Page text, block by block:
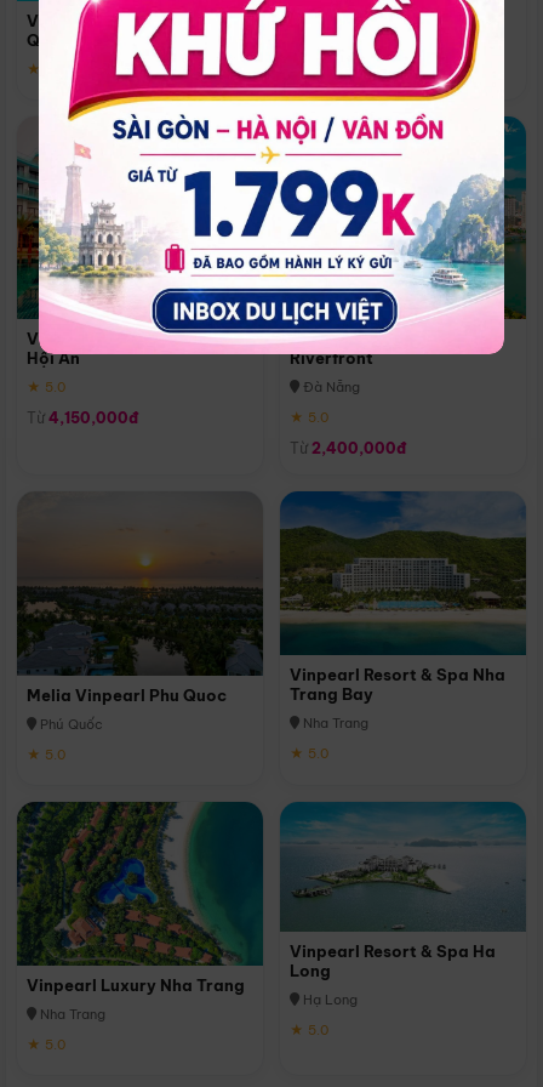
Vinpearl Resort & Spa Phu
Quoc
★ 5.0
Quoc
Phú Quốc
★ 5.0
Vinpearl Resort & Golf Nam
Hội An
★ 5.0
Từ 4,150,000đ
Melia Vinpearl Danang
Riverfront
Đà Nẵng
★ 5.0
Từ 2,400,000đ
Melia Vinpearl Phu Quoc
Phú Quốc
★ 5.0
Vinpearl Resort & Spa Nha
Trang Bay
Nha Trang
★ 5.0
Vinpearl Luxury Nha Trang
Nha Trang
★ 5.0
Vinpearl Resort & Spa Ha
Long
Hạ Long
★ 5.0